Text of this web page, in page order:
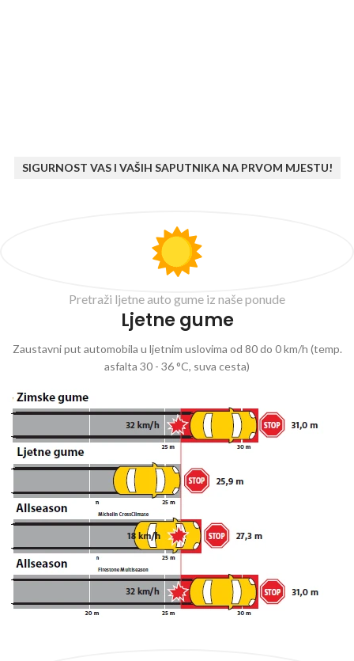
SIGURNOST VAS I VAŠIH SAPUTNIKA NA PRVOM MJESTU!
Pretraži ljetne auto gume iz naše ponude
Ljetne gume
Zaustavni put automobila u ljetnim uslovima od 80 do 0 km/h (temp.
asfalta 30 - 36 °C, suva cesta)